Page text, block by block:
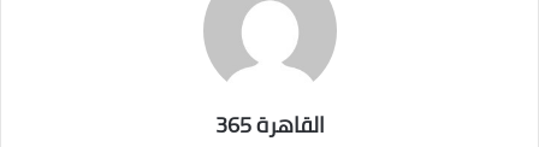
القاهرة 365